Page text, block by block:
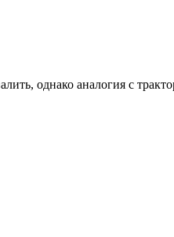
однако аналогия с